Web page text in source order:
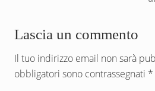
e
d
e
s
u
c
Interazioni
del
lettore
Lascia un commento
Il tuo indirizzo email non sarà
obbligatori sono contrassegnati *